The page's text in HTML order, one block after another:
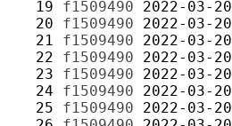
  19
f1509490 2022-03-20
  20
f1509490 2022-03-20
  21
f1509490 2022-03-20
  22
f1509490 2022-03-20
  23
f1509490 2022-03-20
  24
f1509490 2022-03-20
  25
f1509490 2022-03-20